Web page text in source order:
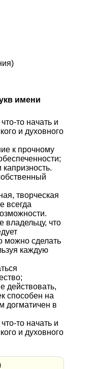
имени
то начать и
и духовного
к прочному
творческая
всегда
владельцу, что
можно сделать
каждую
действовать,
способен на
догматичен в
то начать и
и духовного